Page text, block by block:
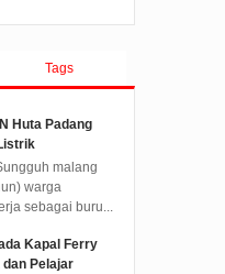
penyemprota...
Tags
Huta Padang
malang
warga
sebagai buru...
Kapal Ferry
Pelajar